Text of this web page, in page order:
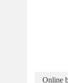
Online